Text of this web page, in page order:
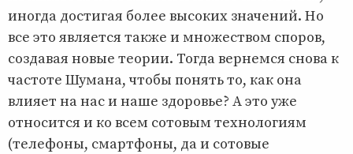
иногда достигая более высоких значений. Но
все это является также и множеством споров,
создавая новые теории. Тогда вернемся снова к
частоте Шумана, чтобы понять то, как она
влияет на нас и наше здоровье? А это уже
относится и ко всем сотовым технологиям
(телефоны, смартфоны, да и сотовые